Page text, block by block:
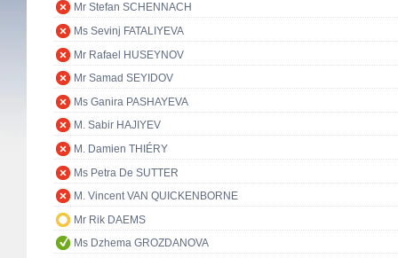
Mr Stefan SCHENNACH
Ms Sevinj FATALIYEVA
Mr Rafael HUSEYNOV
Mr Samad SEYIDOV
Ms Ganira PASHAYEVA
M. Sabir HAJIYEV
M. Damien THIÉRY
Ms Petra De SUTTER
M. Vincent VAN QUICKENBORNE
Mr Rik DAEMS
Ms Dzhema GROZDANOVA